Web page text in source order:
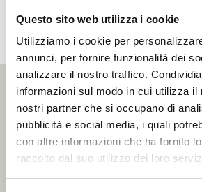
Questo sito web utilizza i cookie
Utilizziamo i cookie per
annunci, per fornire funzionalità dei
analizzare il nostro traffico.
informazioni sul modo in cui utilizza il
nostri partner che si occupano di
pubblicità e social media, i quali
con altre informazioni che ha fornito
raccolto dal suo utilizzo dei loro